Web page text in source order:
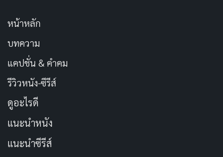
“Tower of God” เป็นการ์ตูนยอดนิยม (การ์ตูนเกาหลี) ที่
สร้างโดย SIU (Slave In Utero) เป็นที่รู้จักกันว่า “Sin-ui
Tap” ในภาษาเกาหลี เรื่องราวเกี่ยวกับเด็กหนุ่มชื่อ Twenty-
Fifth Baam ที่เข้าไปในหอคอยลึกลับเพื่อตามหา Rachel
เพื่อนของเขา
หน้าหลัก
บทความ
แคปชั่น & คำคม
รีวิวหนัง-ซีรีส์
ดูอะไรดี
แนะนำหนัง
แนะนำซีรีส์